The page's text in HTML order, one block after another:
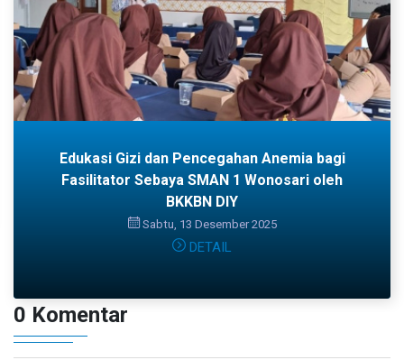
Edukasi Gizi dan Pencegahan Anemia bagi
Fasilitator Sebaya SMAN 1 Wonosari oleh
BKKBN DIY
Sabtu, 13 Desember 2025
DETAIL
0 Komentar